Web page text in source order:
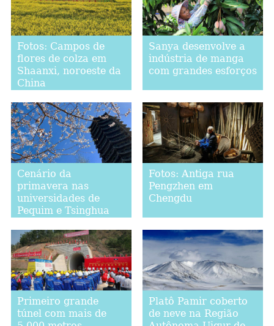
Fotos: Campos de
flores de colza em
Shaanxi, noroeste da
China
Sanya desenvolve a
indústria de manga
com grandes esforços
Cenário da
primavera nas
universidades de
Pequim e Tsinghua
Fotos: Antiga rua
Pengzhen em
Chengdu
Primeiro grande
túnel com mais de
Platô Pamir coberto
de neve na Região